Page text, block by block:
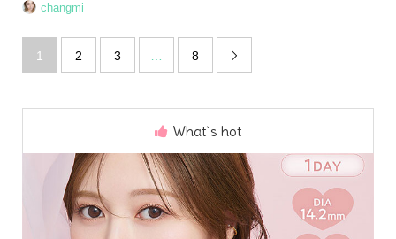
changmi
1 2 3 … 8 
What`s hot